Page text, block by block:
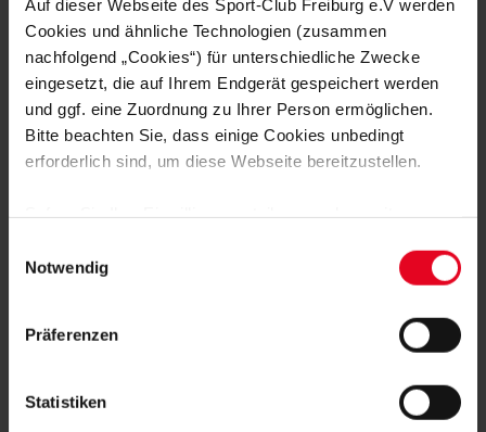
Auf dieser Webseite des Sport-Club Freiburg e.V werden
Cookies und ähnliche Technologien (zusammen
nachfolgend „Cookies“) für unterschiedliche Zwecke
eingesetzt, die auf Ihrem Endgerät gespeichert werden
und ggf. eine Zuordnung zu Ihrer Person ermöglichen.
Bitte beachten Sie, dass einige Cookies unbedingt
erforderlich sind, um diese Webseite bereitzustellen.
Daten von Ihnen (z.B. persönlichen Identifikatoren oder
IP-Adressen) verarbeitet werden. Durch Klicken auf den
Speicherung aller aufgeführten Cookies und der
Daten für die unten jeweils angegebene Zwecke gem. §
25 Abs. 1 TDDDG, Art. 6 Abs. 1 lit. a DSGVO zu. Sie
Notwendig
Präferenzen
Statistiken
SCHUHPLATTLERN
VEREIN
PHILIPP LIENHART IM PODCAST-
INTERVIEW
VEREIN 29.07.2026